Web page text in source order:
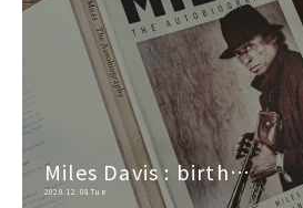
Miles Davis : birth…
2020.12.08 Tue